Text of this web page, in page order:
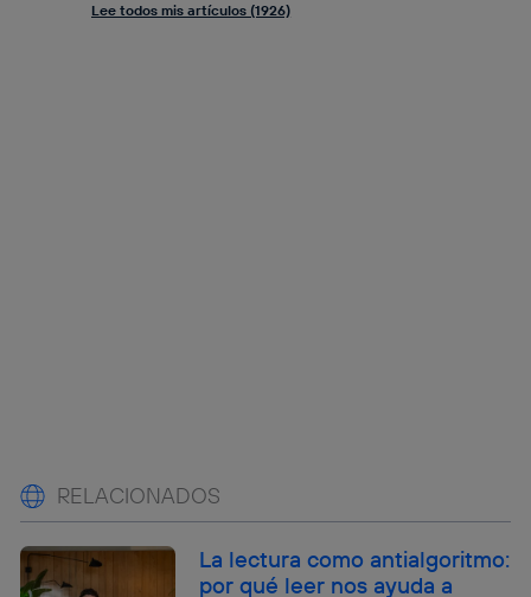
Lee todos mis artículos (1926)
RELACIONADOS
La lectura como antialgoritmo:
por qué leer nos ayuda a